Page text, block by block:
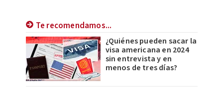
Te recomendamos...
¿Quiénes pueden sacar la
visa americana en 2024
sin entrevista y en
menos de tres días?